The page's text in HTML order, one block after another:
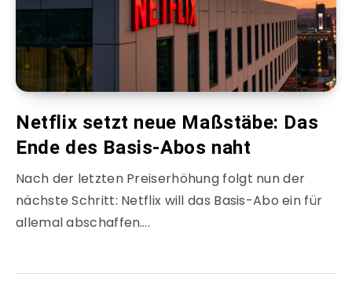
Netflix setzt neue Maßstäbe: Das
Ende des Basis-Abos naht
Nach der letzten Preiserhöhung folgt nun der
nächste Schritt: Netflix will das Basis-Abo ein für
allemal abschaffen….